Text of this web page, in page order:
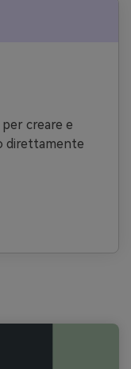
creare e
direttamente